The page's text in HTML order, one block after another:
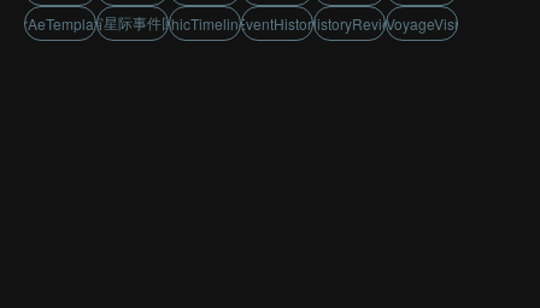
宇宙星际事件回顾
InfographicTimelineHistory
CosmicEventHistoryReview
TimelineHistoryReviewDisplay
GalaxyVoyageVisualIntro